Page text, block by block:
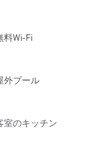
料Wi-Fi
外プール
室のキッチン